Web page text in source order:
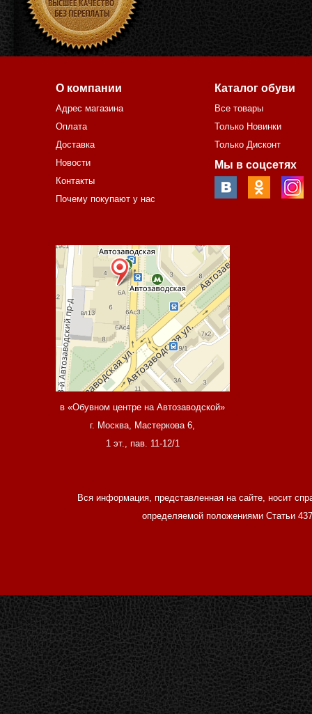
О компании
Адрес магазина
Оплата
Доставка
Новости
Контакты
Почему покупают у нас
Каталог обуви
Все товары
Только Новинки
Только Дисконт
Мы в соцсетях
в «Обувном центре на Автозаводской»
г. Москва, Мастеркова 6,
1 эт., пав. 11-12/1
Вся информация, представленная на сайте, носит
определяемой положениями Статьи